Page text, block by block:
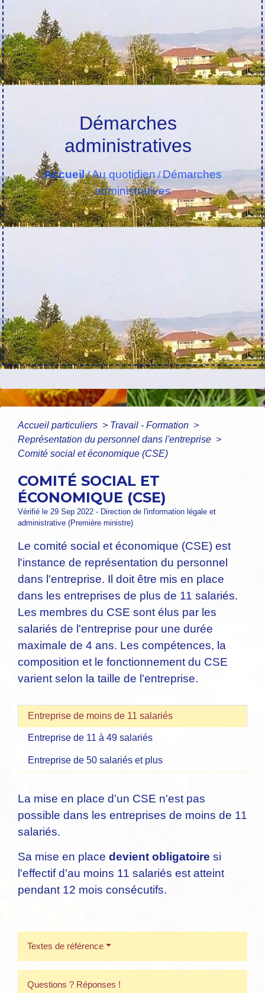
Démarches
administratives
Accueil/Au quotidien/Démarches
administratives
Accueil particuliers > Travail - Formation >
Représentation du personnel dans l'entreprise >
Comité social et économique (CSE)
COMITÉ SOCIAL ET
ÉCONOMIQUE (CSE)
Vérifié le 29 Sep 2022 - Direction de l'information légale et
administrative (Première ministre)
Le comité social et économique (CSE) est
l'instance de représentation du personnel
dans l'entreprise. Il doit être mis en place
dans les entreprises de plus de 11 salariés.
Les membres du CSE sont élus par les
salariés de l'entreprise pour une durée
maximale de 4 ans. Les compétences, la
composition et le fonctionnement du CSE
varient selon la taille de l'entreprise.
Entreprise de moins de 11 salariés
Entreprise de 11 à 49 salariés
Entreprise de 50 salariés et plus
La mise en place d'un CSE n'est pas
possible dans les entreprises de moins de 11
salariés.
Sa mise en place devient obligatoire si
l'effectif d'au moins 11 salariés est atteint
pendant 12 mois consécutifs.
Textes de référence
Questions ? Réponses !